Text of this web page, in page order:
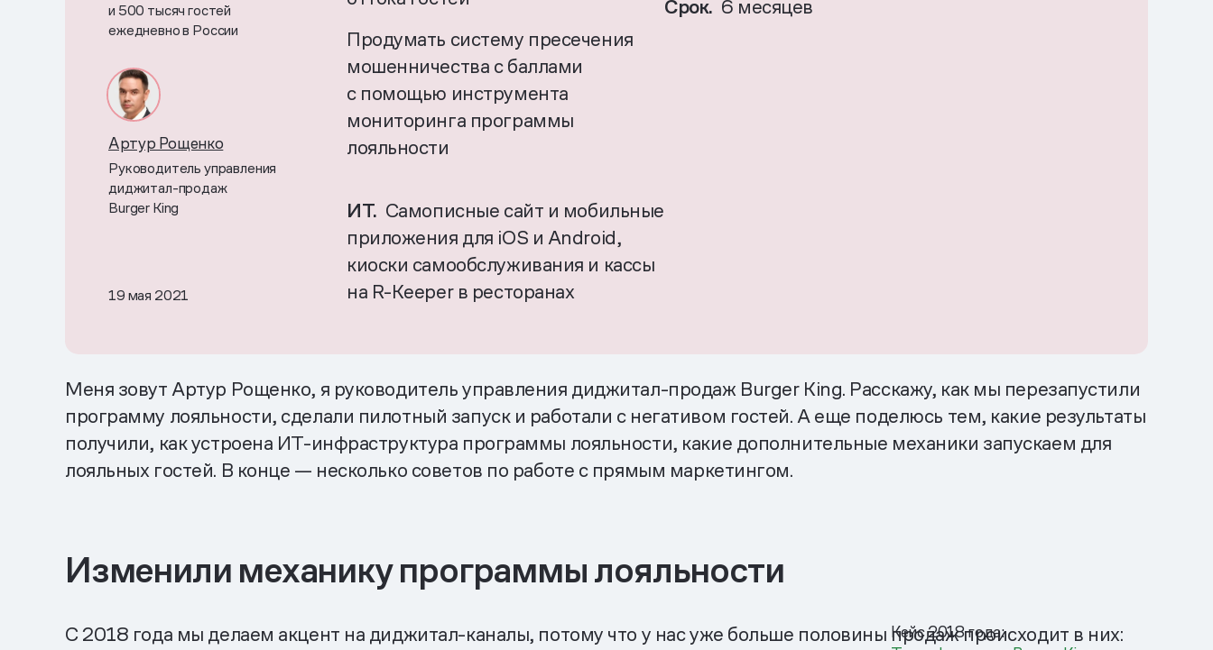
и 500 тысяч гостей
ежедневно в России
Артур Рощенко
Руководитель управления
диджитал-продаж
Burger King
Продумать систему пресечения
мошенничества с баллами
с помощью инструмента
мониторинга программы
лояльности
ИТ. Самописные сайт и мобильные
приложения для iOS и Android,
киоски самообслуживания и кассы
на R-Keeper в ресторанах
Срок. 6 месяцев
19 мая 2021
Меня зовут Артур Рощенко, я руководитель управления диджитал-продаж Burger King. Расскажу, как мы перезапустили
программу лояльности, сделали пилотный запуск и работали с негативом гостей. А еще поделюсь тем, какие результаты
получили, как устроена ИТ-инфраструктура программы лояльности, какие дополнительные механики запускаем для
лояльных гостей. В конце — несколько советов по работе с прямым маркетингом.
Изменили механику программы лояльности
Кейс 2018 года:
С 2018 года мы делаем акцент на диджитал-каналы, потому что у нас уже больше половины продаж происходит в них: